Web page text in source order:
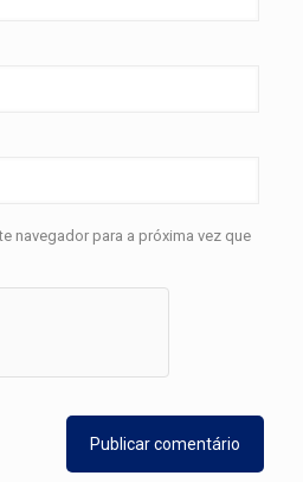
navegador para a próxima vez que